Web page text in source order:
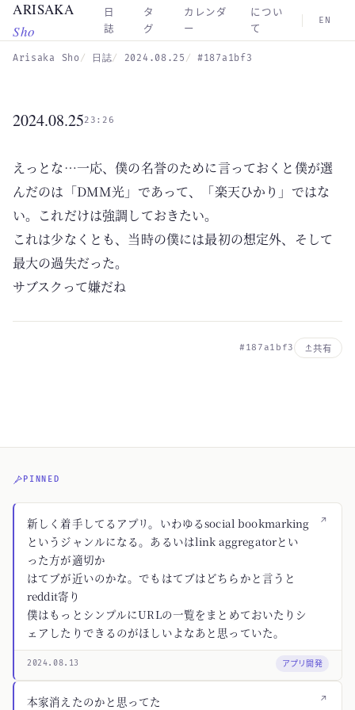
Skip to main content
ARISAKA
Sho
日
誌
タ
グ
カレンダ
ー
につい
て
EN
Arisaka Sho 日誌 2024.08.25 #187a1bf3
2024.08.2523:26
えっとな…一応、僕の名誉のために言っておくと僕が選
んだのは「DMM光」であって、「楽天ひかり」ではな
い。これだけは強調しておきたい。
これは少なくとも、当時の僕には最初の想定外、そして
最大の過失だった。
サブスクって嫌だね
#187a1bf3 共有
PINNED
↗
新しく着手してるアプリ。いわゆるsocial bookmarking
というジャンルになる。あるいはlink aggregatorとい
った方が適切か
はてブが近いのかな。でもはてブはどちらかと言うと
reddit寄り
僕はもっとシンプルにURLの一覧をまとめておいたりシ
ェアしたりできるのがほしいよなあと思っていた。
2024.08.13 アプリ開発
↗
本家消えたのかと思ってた